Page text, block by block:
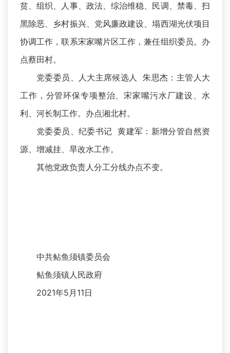
贫、组织、人事、政法、综治维稳、民调、禁毒、扫
黑除恶、乡村振兴、党风廉政建设、塌西湖光伏项目
协调工作，联系宋家嘴片区工作，兼任组织委员。办
点蔡田村。
党委委员、人大主席候选人 朱思杰：主管人大
工作，分管环保专项整治、宋家嘴污水厂建设、水
利、河长制工作。办点湘北村。
党委委员、纪委书记 黄建军：新增分管自然资
源、增减挂、旱改水工作。
其他党政负责人分工分线办点不变。
中共鲇鱼须镇委员会
鲇鱼须镇人民政府
2021年5月11日